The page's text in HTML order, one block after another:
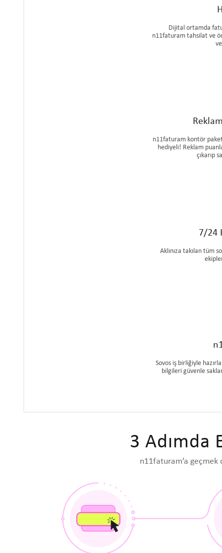
Dijital ortamda
n11faturam tahsilat ve
n11faturam kontör
hediyeli! Reklam
çıkarıp
7/24
Aklınıza takılan tüm
Sovos iş birliğiyle
bilgileri güvenle
3 Adımda
n11faturam’a